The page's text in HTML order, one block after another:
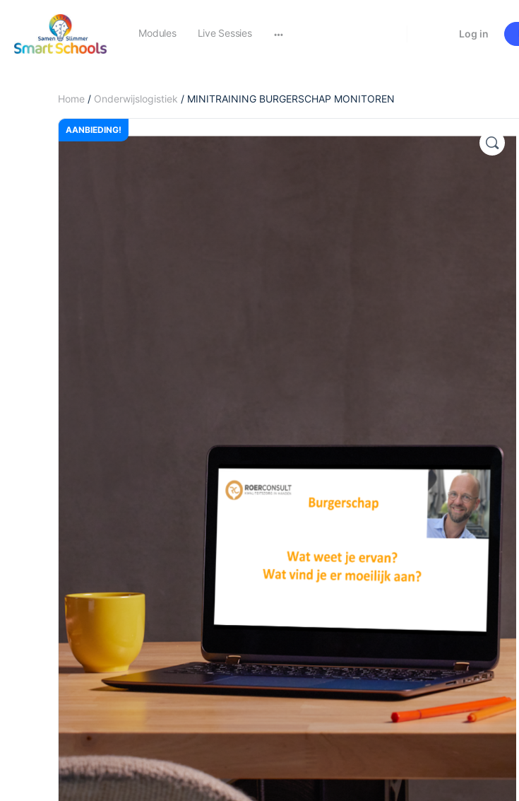
Modules Live Sessies Log in
Home / Onderwijslogistiek / MINITRAINING BURGERSCHAP MONITOREN
AANBIEDING!